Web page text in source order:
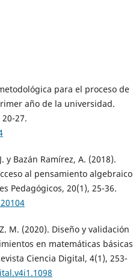
para el proceso de
año de la universidad.
27.
y Bazán Ramírez, A. (2018).
al pensamiento algebraico
Pedagógicos, 20(1), 25-36.
M. (2020). Diseño y validación
en matemáticas básicas
Ciencia Digital, 4(1), 253-